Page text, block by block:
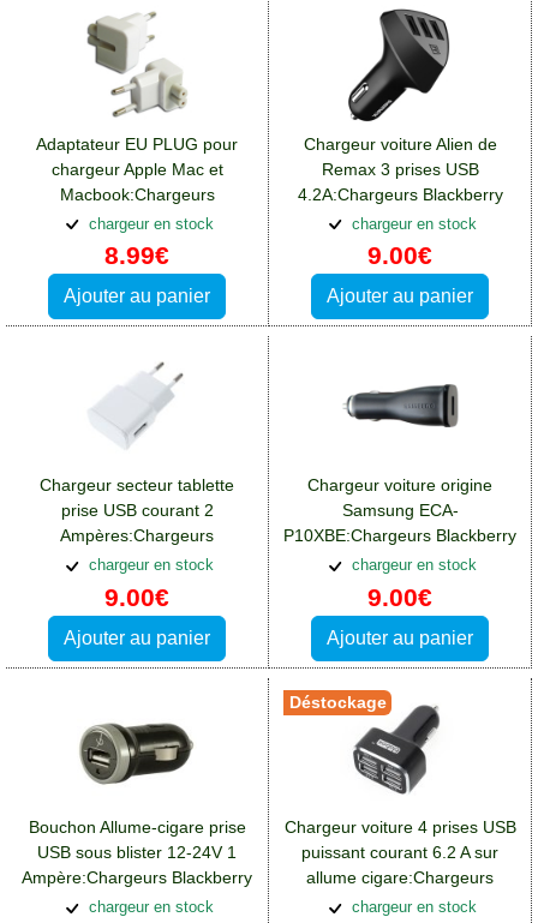
Adaptateur EU PLUG pour
chargeur Apple Mac et
Macbook:Chargeurs
Blackberry DTEK50
chargeur en stock
8.99€
Ajouter au panier
Chargeur voiture Alien de
Remax 3 prises USB
4.2A:Chargeurs Blackberry
DTEK50
chargeur en stock
9.00€
Ajouter au panier
Chargeur secteur tablette
prise USB courant 2
Ampères:Chargeurs
Blackberry DTEK50
chargeur en stock
9.00€
Ajouter au panier
Chargeur voiture origine
Samsung ECA-
P10XBE:Chargeurs Blackberry
DTEK50
chargeur en stock
9.00€
Ajouter au panier
Bouchon Allume-cigare prise
USB sous blister 12-24V 1
Ampère:Chargeurs Blackberry
DTEK50
chargeur en stock
Chargeur voiture 4 prises USB
puissant courant 6.2 A sur
allume cigare:Chargeurs
Blackberry DTEK50
chargeur en stock
Déstockage